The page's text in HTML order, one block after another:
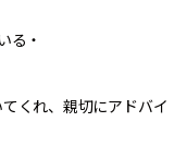
る・
くれ、親切にアドバイ